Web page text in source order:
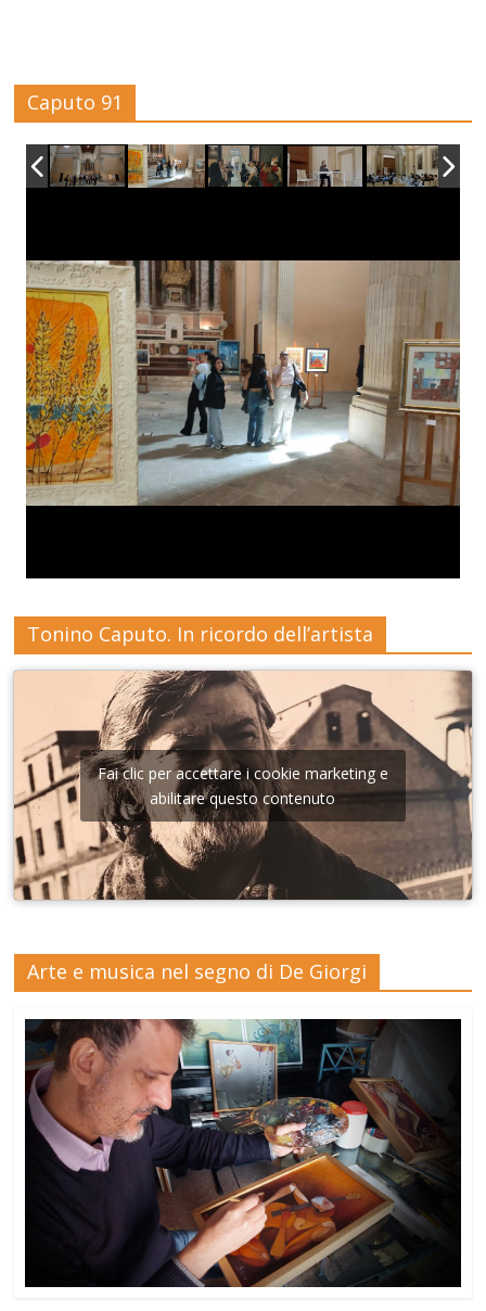
Caputo 91
Tonino Caputo. In ricordo dell’artista
Fai clic per accettare i cookie marketing e
abilitare questo contenuto
Arte e musica nel segno di De Giorgi